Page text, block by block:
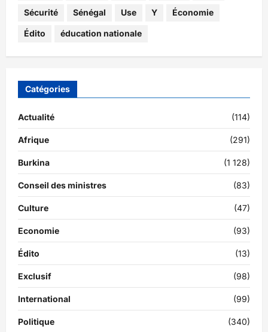
Sécurité Sénégal Use Y Économie
Édito éducation nationale
Catégories
Actualité (114)
Afrique (291)
Burkina (1 128)
Conseil des ministres (83)
Culture (47)
Economie (93)
Édito (13)
Exclusif (98)
International (99)
Politique (340)